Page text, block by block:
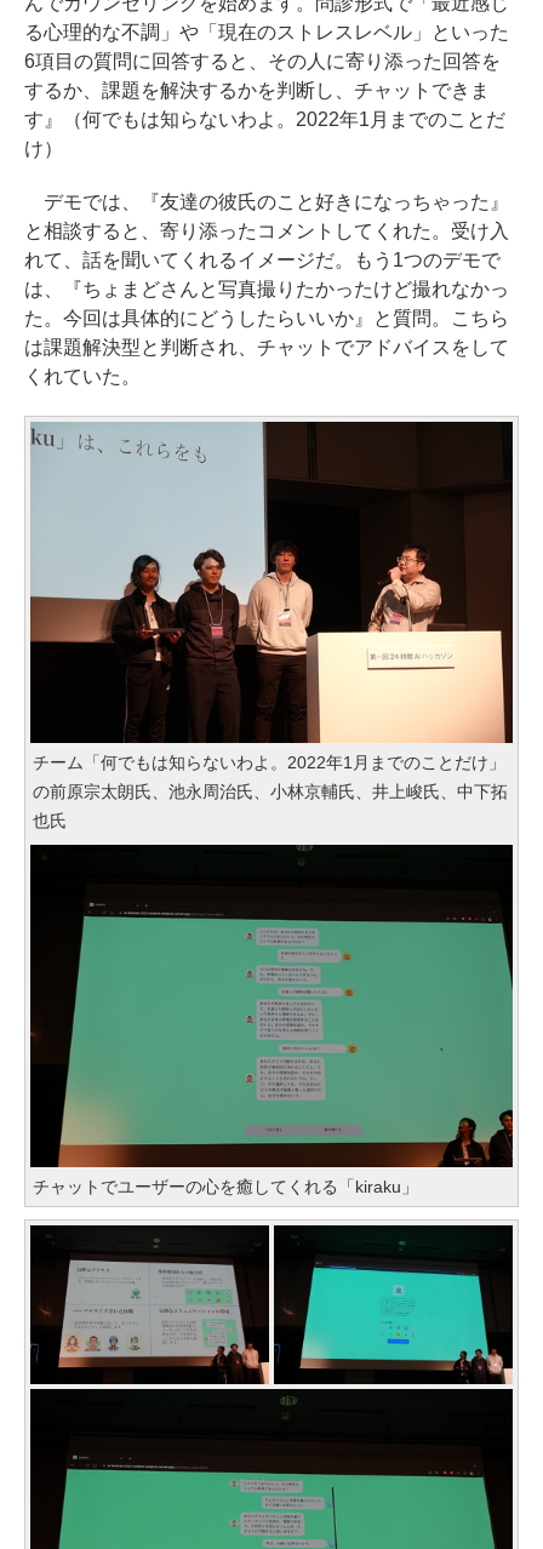
る心理的な不調」や「現在のストレスレベル」といった
6項目の質問に回答すると、その人に寄り添った回答を
するか、課題を解決するかを判断し、チャットできま
す』（何でもは知らないわよ。2022年1月までのことだ
け）
デモでは、『友達の彼氏のこと好きになっちゃった』
と相談すると、寄り添ったコメントしてくれた。受け入
れて、話を聞いてくれるイメージだ。もう1つのデモで
は、『ちょまどさんと写真撮りたかったけど撮れなかっ
た。今回は具体的にどうしたらいいか』と質問。こちら
は課題解決型と判断され、チャットでアドバイスをして
くれていた。
チーム「何でもは知らないわよ。2022年1月までのことだけ」
の前原宗太朗氏、池永周治氏、小林京輔氏、井上峻氏、中下拓
也氏
チャットでユーザーの心を癒してくれる「kiraku」